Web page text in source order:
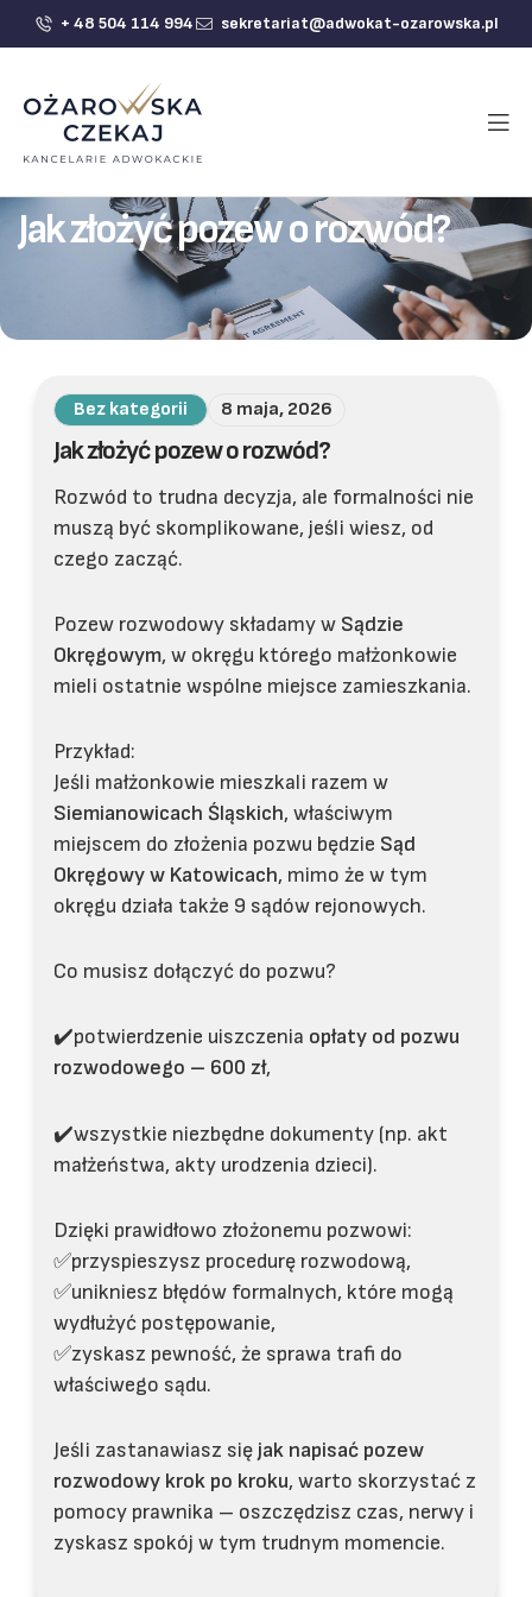
+ 48 504 114 994 sekretariat@adwokat-ozarowska.pl
Jak złożyć pozew o rozwód?
Bez kategorii 8 maja, 2026
Jak złożyć pozew o rozwód?
Rozwód to trudna decyzja, ale formalności nie
muszą być skomplikowane, jeśli wiesz, od
czego zacząć.
Pozew rozwodowy składamy w Sądzie
Okręgowym, w okręgu którego małżonkowie
mieli ostatnie wspólne miejsce zamieszkania.
Przykład:
Jeśli małżonkowie mieszkali razem w
Siemianowicach Śląskich, właściwym
miejscem do złożenia pozwu będzie Sąd
Okręgowy w Katowicach, mimo że w tym
okręgu działa także 9 sądów rejonowych.
Co musisz dołączyć do pozwu?
✔️potwierdzenie uiszczenia opłaty od pozwu
rozwodowego – 600 zł,
✔️wszystkie niezbędne dokumenty (np. akt
małżeństwa, akty urodzenia dzieci).
Dzięki prawidłowo złożonemu pozwowi:
✅przyspieszysz procedurę rozwodową,
✅unikniesz błędów formalnych, które mogą
wydłużyć postępowanie,
✅zyskasz pewność, że sprawa trafi do
właściwego sądu.
Jeśli zastanawiasz się jak napisać pozew
rozwodowy krok po kroku, warto skorzystać z
pomocy prawnika – oszczędzisz czas, nerwy i
zyskasz spokój w tym trudnym momencie.